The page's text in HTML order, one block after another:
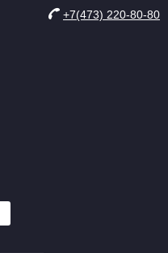
+7(473) 220-80-80